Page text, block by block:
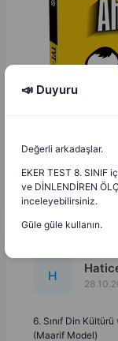
H
6. Sınıf Din Kültürü
(Maarif Model)
📣 Duyuru
Değerli arkadaşlar.
EKER TEST 8. SINIF
ve DİNLENDİREN
inceleyebilirsiniz.
Güle güle kullanın.